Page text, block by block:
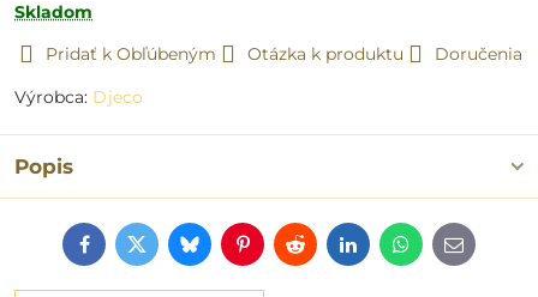
Skladom
Pridať k Obľúbeným
Otázka k produktu
Doručenia
Výrobca: Djeco
Popis
FacebookTwitterBlueskyPinterestRedditLinkedInWhatsApp
E-
mail